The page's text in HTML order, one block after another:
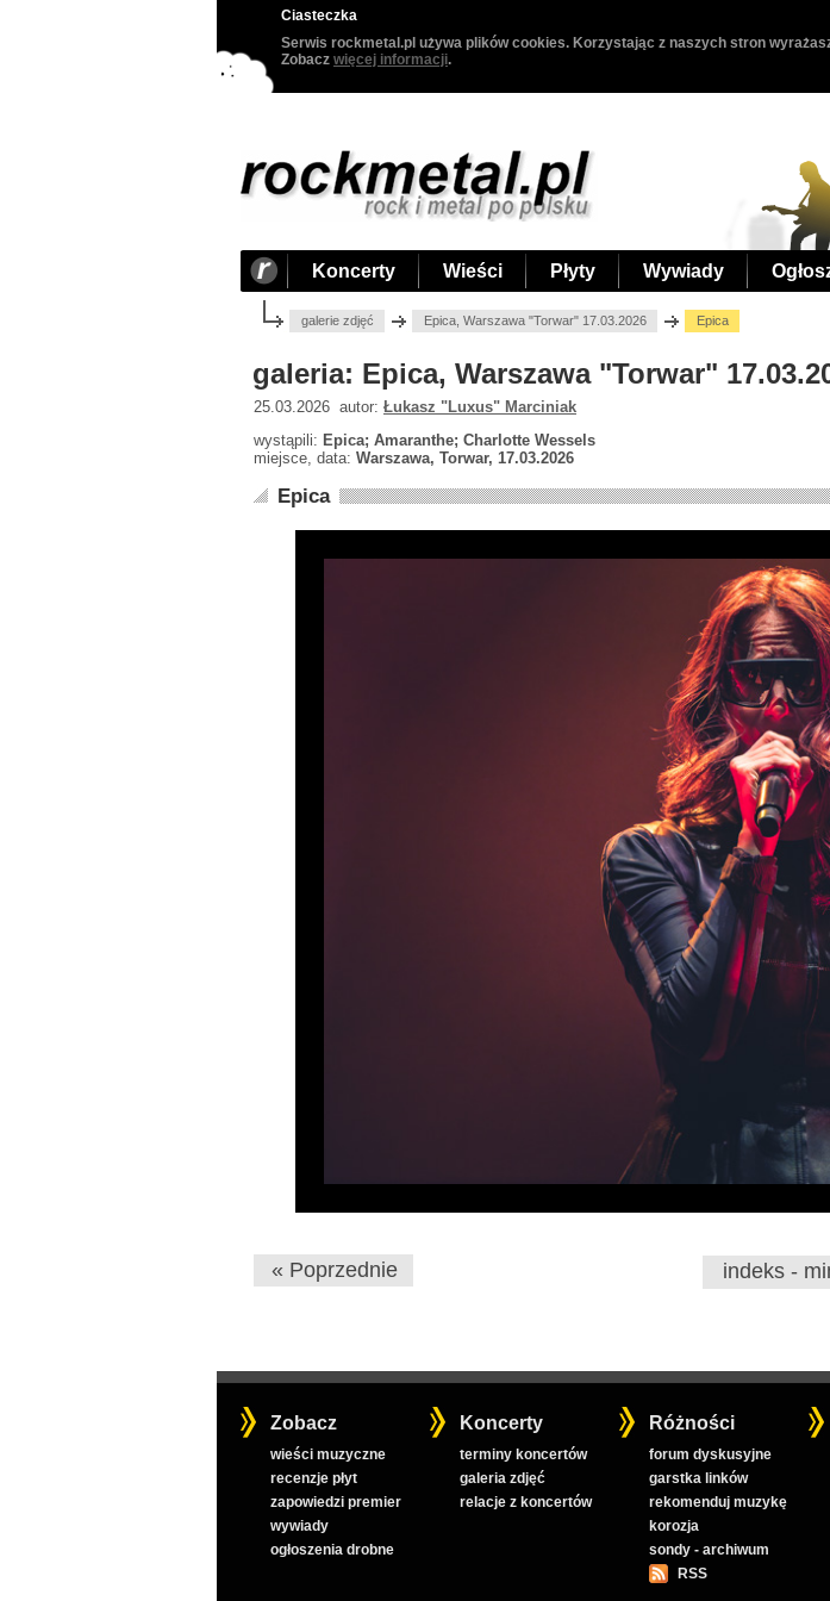
Ciasteczka
Serwis rockmetal.pl używa plików cookies. Korzystając z naszych stron
Zobacz więcej informacji.
Koncerty Wieści Płyty Wywiady
galerie zdjęć Epica, Warszawa "Torwar" 17.03.2026 Epica
galeria: Epica, Warszawa "Torwar"
25.03.2026 autor: Łukasz "Luxus" Marciniak
wystąpili: Epica; Amaranthe; Charlotte Wessels
miejsce, data: Warszawa, Torwar, 17.03.2026
Epica
« Poprzednie indeks -
Zobacz
wieści muzyczne
recenzje płyt
zapowiedzi premier
wywiady
ogłoszenia drobne
Koncerty
terminy koncertów
galeria zdjęć
relacje z koncertów
Różności
forum dyskusyjne
garstka linków
rekomenduj muzykę
korozja
sondy - archiwum
RSS